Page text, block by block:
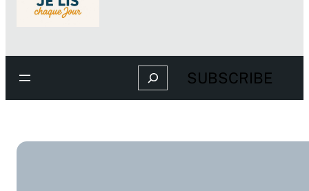
Search SUBSCRIBE